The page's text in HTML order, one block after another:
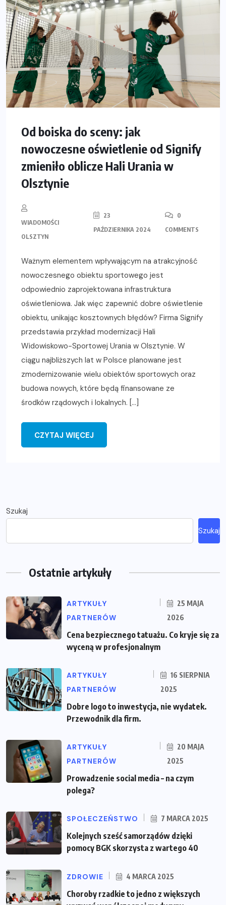
Od boiska do sceny: jak
nowoczesne oświetlenie od Signify
zmieniło oblicze Hali Urania w
Olsztynie
WIADOMOŚCI
OLSZTYN
23
PAŹDZIERNIKA 2024
0
COMMENTS
Ważnym elementem wpływającym na atrakcyjność
nowoczesnego obiektu sportowego jest
odpowiednio zaprojektowana infrastruktura
oświetleniowa. Jak więc zapewnić dobre oświetlenie
obiektu, unikając kosztownych błędów? Firma Signify
przedstawia przykład modernizacji Hali
Widowiskowo-Sportowej Urania w Olsztynie. W
ciągu najbliższych lat w Polsce planowane jest
zmodernizowanie wielu obiektów sportowych oraz
budowa nowych, które będą finansowane ze
środków rządowych i lokalnych. […]
CZYTAJ WIĘCEJ
Szukaj
Szukaj
Ostatnie artykuły
ARTYKUŁY
PARTNERÓW
25 MAJA
2026
Cena bezpiecznego tatuażu. Co kryje się za
wyceną w profesjonalnym
ARTYKUŁY
PARTNERÓW
16 SIERPNIA
2025
Dobre logo to inwestycja, nie wydatek.
Przewodnik dla firm.
ARTYKUŁY
PARTNERÓW
20 MAJA
2025
Prowadzenie social media – na czym
polega?
SPOŁECZEŃSTWO 7 MARCA 2025
Kolejnych sześć samorządów dzięki
pomocy BGK skorzysta z wartego 40
ZDROWIE 4 MARCA 2025
Choroby rzadkie to jedno z większych